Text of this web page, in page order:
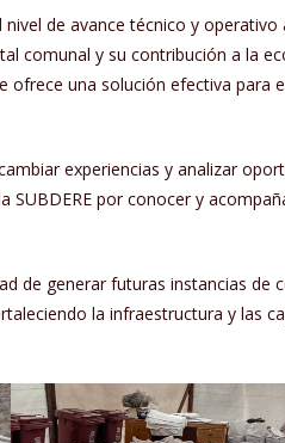
de avance técnico y
comunal y su contribución a la
ofrece una solución efectiva para
experiencias y analizar
SUBDERE por conocer y
de generar futuras instancias de
la infraestructura y las